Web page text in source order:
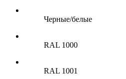
Черные/белые
RAL 1000
RAL 1001